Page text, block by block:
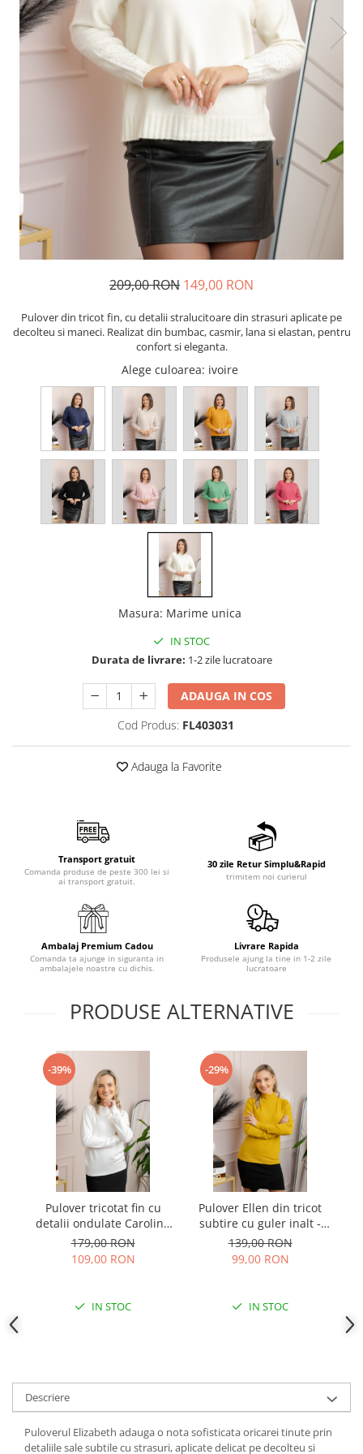
209,00 RON 149,00 RON
Pulover din tricot fin, cu detalii stralucitoare din strasuri aplicate pe
decolteu si maneci. Realizat din bumbac, casmir, lana si elastan, pentru
confort si eleganta.
Alege culoarea: ivoire
Masura: Marime unica
IN STOC
Durata de livrare: 1-2 zile lucratoare
ADAUGA IN COS
Cod Produs: FL403031
Adauga la Favorite
Transport gratuit
Comanda produse de peste 300 lei si
ai transport gratuit.
30 zile Retur Simplu&Rapid
trimitem noi curierul
Ambalaj Premium Cadou
Comanda ta ajunge in siguranta in
ambalajele noastre cu dichis.
Livrare Rapida
Produsele ajung la tine in 1-2 zile
lucratoare
PRODUSE ALTERNATIVE
-39%
Pulover tricotat fin cu
detalii ondulate Caroline
- Alb
179,00 RON
109,00 RON
IN STOC
-29%
Pulover Ellen din tricot
subtire cu guler inalt -
Galben
139,00 RON
99,00 RON
IN STOC
Descriere
Puloverul Elizabeth adauga o nota sofisticata oricarei tinute prin
detaliile sale subtile cu strasuri, aplicate delicat pe decolteu si